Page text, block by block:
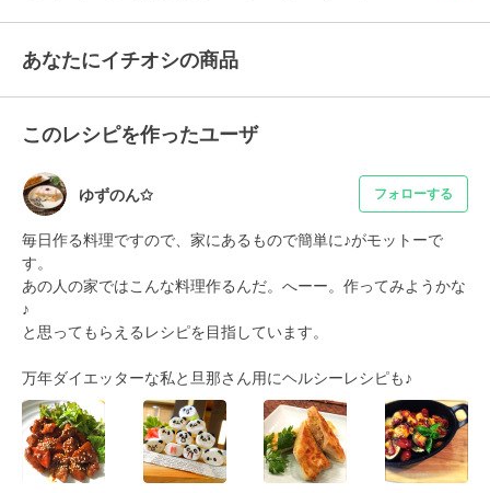
あなたにイチオシの商品
このレシピを作ったユーザ
ゆずのん✩ フォローする
毎日作る料理ですので、家にあるもので簡単に♪がモットーで
す。
あの人の家ではこんな料理作るんだ。へーー。作ってみようかな
♪
と思ってもらえるレシピを目指しています。
万年ダイエッターな私と旦那さん用にヘルシーレシピも♪